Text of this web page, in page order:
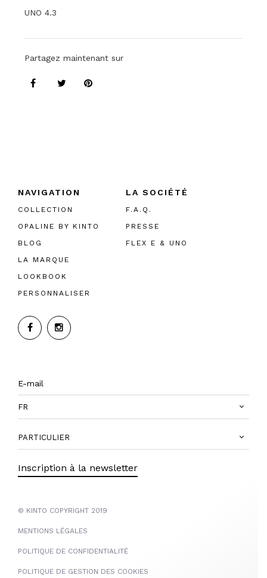
UNO 4.3
Partagez maintenant sur
NAVIGATION
COLLECTION
OPALINE BY KINTO
BLOG
LA MARQUE
LOOKBOOK
PERSONNALISER
LA SOCIÉTÉ
F.A.Q.
PRESSE
FLEX E & UNO
FR
PARTICULIER
Inscription à la newsletter
© KINTO COPYRIGHT 2019
MENTIONS LÉGALES
POLITIQUE DE CONFIDENTIALITÉ
POLITIQUE DE GESTION DES COOKIES